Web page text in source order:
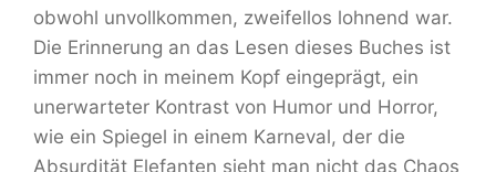
obwohl unvollkommen, zweifellos lohnend war.
Die Erinnerung an das Lesen dieses Buches ist
immer noch in meinem Kopf eingeprägt, ein
unerwarteter Kontrast von Humor und Horror,
wie ein Spiegel in einem Karneval, der die
Absurdität Elefanten sieht man nicht das Chaos